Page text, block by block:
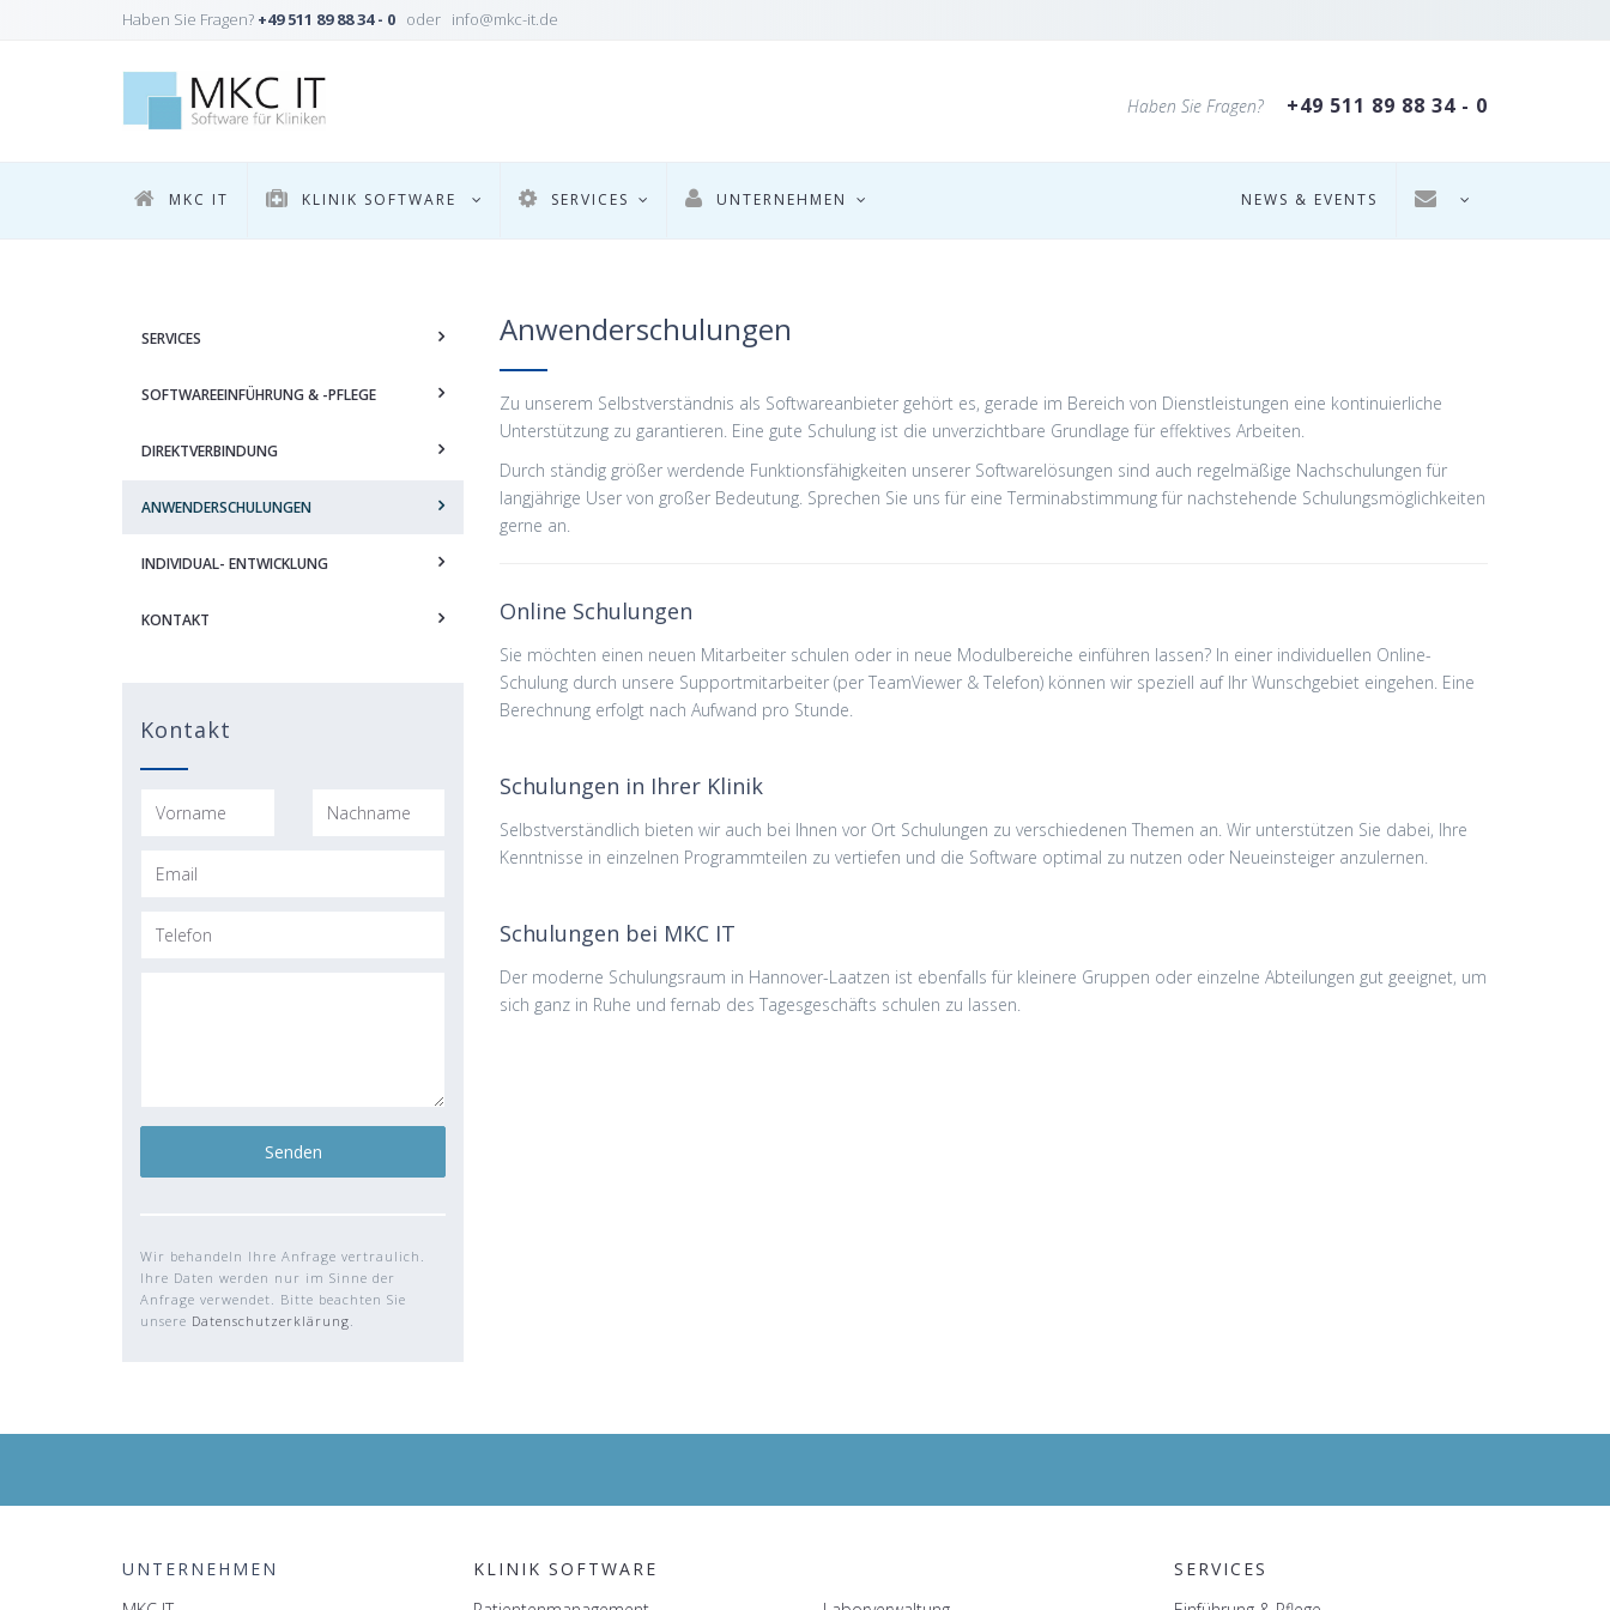
Haben Sie Fragen? +49 511 89 88 34 - 0 oder info@mkc-it.de
Haben Sie Fragen? +49 511 89 88 34 - 0
MKC IT KLINIK SOFTWARE SERVICES UNTERNEHMEN NEWS & EVENTS
SERVICES
SOFTWAREEINFÜHRUNG & -PFLEGE
DIREKTVERBINDUNG
ANWENDERSCHULUNGEN
INDIVIDUAL- ENTWICKLUNG
KONTAKT
Kontakt
Wir behandeln Ihre Anfrage vertraulich.
Ihre Daten werden nur im Sinne der
Anfrage verwendet. Bitte beachten Sie
unsere Datenschutzerklärung.
Anwenderschulungen
Zu unserem Selbstverständnis als Softwareanbieter gehört es, gerade im Bereich von Dienstleistungen eine kontinuierliche
Unterstützung zu garantieren. Eine gute Schulung ist die unverzichtbare Grundlage für effektives Arbeiten.
Durch ständig größer werdende Funktionsfähigkeiten unserer Softwarelösungen sind auch regelmäßige Nachschulungen für
langjährige User von großer Bedeutung. Sprechen Sie uns für eine Terminabstimmung für nachstehende Schulungsmöglichkeiten
gerne an.
Online Schulungen
Sie möchten einen neuen Mitarbeiter schulen oder in neue Modulbereiche einführen lassen? In einer individuellen Online-
Schulung durch unsere Supportmitarbeiter (per TeamViewer & Telefon) können wir speziell auf Ihr Wunschgebiet eingehen. Eine
Berechnung erfolgt nach Aufwand pro Stunde.
Schulungen in Ihrer Klinik
Selbstverständlich bieten wir auch bei Ihnen vor Ort Schulungen zu verschiedenen Themen an. Wir unterstützen Sie dabei, Ihre
Kenntnisse in einzelnen Programmteilen zu vertiefen und die Software optimal zu nutzen oder Neueinsteiger anzulernen.
Schulungen bei MKC IT
Der moderne Schulungsraum in Hannover-Laatzen ist ebenfalls für kleinere Gruppen oder einzelne Abteilungen gut geeignet, um
sich ganz in Ruhe und fernab des Tagesgeschäfts schulen zu lassen.
UNTERNEHMEN
KLINIK SOFTWARE
SERVICES